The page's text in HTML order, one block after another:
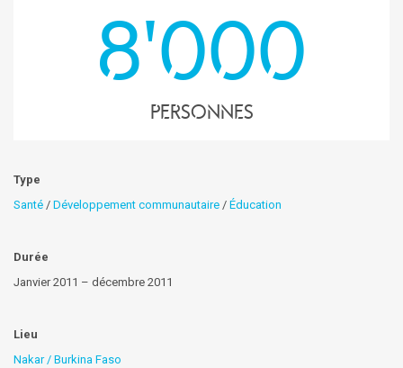
8'000
personnes
Type
Santé / Développement communautaire / Éducation
Durée
Janvier 2011 – décembre 2011
Lieu
Nakar / Burkina Faso